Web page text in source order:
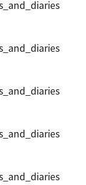
nd_diaries
nd_diaries
nd_diaries
nd_diaries
nd_diaries